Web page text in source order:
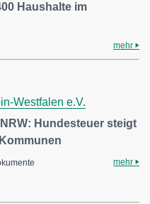
Haushalte im
mehr
Westfalen e.V.
Hundesteuer steigt
mehr